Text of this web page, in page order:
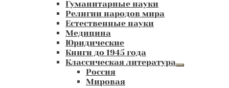
Гуманитарные науки
Религии народов мира
Естественные науки
Медицина
Юридические
Книги до 1945 года
Классическая литература
Развернутое
Россия
Мировая